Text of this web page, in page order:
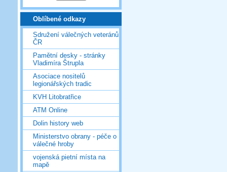
Oblíbené odkazy
Sdružení válečných veteránů
ČR
Pamětní desky - stránky
Vladimíra Štrupla
Asociace nositelů
legionářských tradic
KVH Litobratřice
ATM Online
Dolin history web
Ministerstvo obrany - péče o
válečné hroby
vojenská pietní místa na
mapě